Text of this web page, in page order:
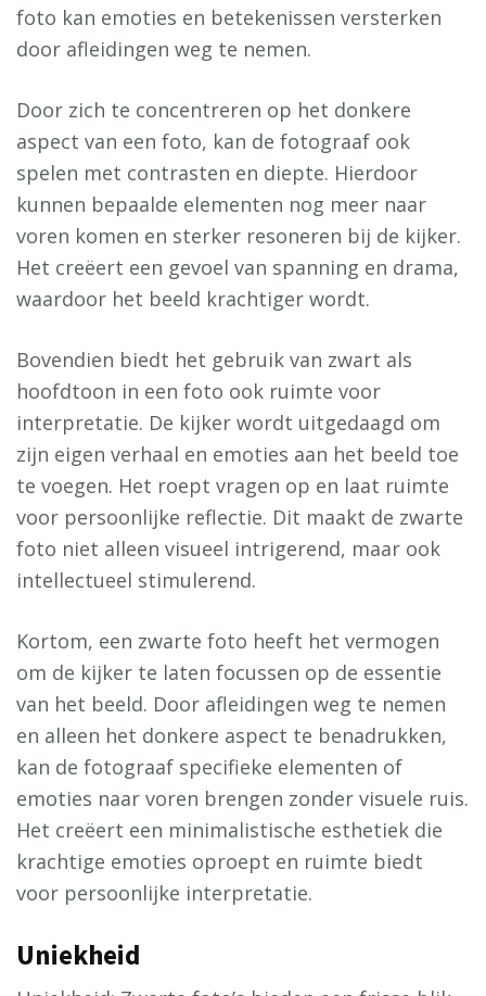
foto kan emoties en betekenissen versterken
door afleidingen weg te nemen.
Door zich te concentreren op het donkere
aspect van een foto, kan de fotograaf ook
spelen met contrasten en diepte. Hierdoor
kunnen bepaalde elementen nog meer naar
voren komen en sterker resoneren bij de kijker.
Het creëert een gevoel van spanning en drama,
waardoor het beeld krachtiger wordt.
Bovendien biedt het gebruik van zwart als
hoofdtoon in een foto ook ruimte voor
interpretatie. De kijker wordt uitgedaagd om
zijn eigen verhaal en emoties aan het beeld toe
te voegen. Het roept vragen op en laat ruimte
voor persoonlijke reflectie. Dit maakt de zwarte
foto niet alleen visueel intrigerend, maar ook
intellectueel stimulerend.
Kortom, een zwarte foto heeft het vermogen
om de kijker te laten focussen op de essentie
van het beeld. Door afleidingen weg te nemen
en alleen het donkere aspect te benadrukken,
kan de fotograaf specifieke elementen of
emoties naar voren brengen zonder visuele ruis.
Het creëert een minimalistische esthetiek die
krachtige emoties oproept en ruimte biedt
voor persoonlijke interpretatie.
Uniekheid